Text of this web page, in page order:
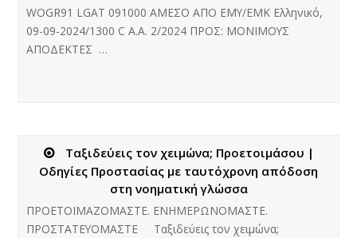
WOGR91 LGAT 091000 ΑΜΕΣΟ ΑΠΟ ΕΜΥ/ΕΜΚ Ελληνικό,
09-09-2024/1300 C Α.Α. 2/2024 ΠΡΟΣ: ΜΟΝΙΜΟΥΣ
ΑΠΟΔΕΚΤΕΣ …
Ταξιδεύεις τον χειμώνα; Προετοιμάσου |
Οδηγίες Προστασίας με ταυτόχρονη απόδοση
στη νοηματική γλώσσα
ΠΡΟΕΤΟΙΜΑΖΟΜΑΣΤΕ. ΕΝΗΜΕΡΩΝΟΜΑΣΤΕ.
ΠΡΟΣΤΑΤΕΥΟΜΑΣΤΕ Ταξιδεύεις τον χειμώνα;